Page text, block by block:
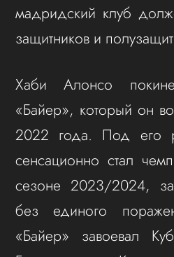
мадридский клуб
защитников и
Хаби Алонсо
«Байер», который он
2022 года. Под его
сенсационно стал
сезоне 2023/2024,
без единого
«Байер» завоевал